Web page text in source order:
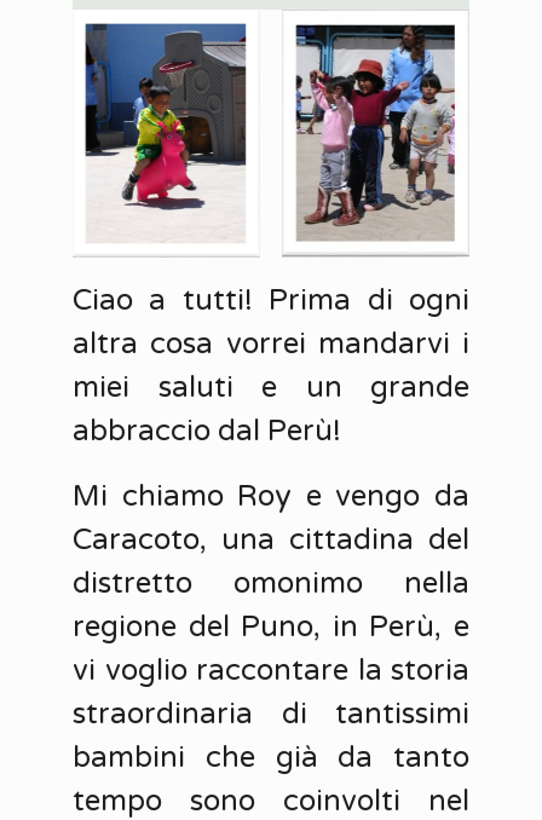
Ciao a tutti! Prima di ogni
altra cosa vorrei mandarvi i
miei saluti e un grande
abbraccio dal Perù!
Mi chiamo Roy e vengo da
Caracoto, una cittadina del
distretto omonimo nella
regione del Puno, in Perù, e
vi voglio raccontare la storia
straordinaria di tantissimi
bambini che già da tanto
tempo sono coinvolti nel